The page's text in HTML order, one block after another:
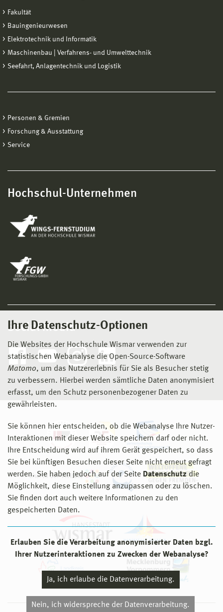
Ihre Datenschutz-Optionen
Die Websites der Hochschule Wismar verwenden zur
statistischen Webanalyse die Open-Source-Software
Matomo, um das Nutzererlebnis für Sie als Besucher stetig
zu verbessern. Hierbei werden sämtliche Daten anonymisiert
erfasst, um den Schutz personenbezogener Daten zu
gewährleisten.
Sie können hier entscheiden, ob die Webanalyse Ihre Nutzer-
Interaktionen mit dieser Website speichern darf oder nicht.
Ihre Entscheidung wird auf ihrem Gerät gespeichert, so dass
Sie bei künftigen Besuchen dieser Seite nicht erneut gefragt
werden. Sie haben jedoch auf der Seite Datenschutz die
Möglichkeit, diese Einstellung anzupassen oder zu löschen.
Sie finden dort auch weitere Informationen zu den
gespeicherten Daten.
Erlauben Sie die Verarbeitung anonymisierter Daten bzgl.
Ihrer Nutzerinteraktionen zu Zwecken der Webanalyse?
Ja, ich erlaube die Datenverarbeitung.
Nein, ich widerspreche der Datenverarbeitung.
Fakultät
Bauingenieurwesen
Elektrotechnik und Informatik
Maschinenbau | Verfahrens- und Umwelttechnik
Seefahrt, Anlagentechnik und Logistik
Personen & Gremien
Forschung & Ausstattung
Service
Hochschul-Unternehmen
Social Media